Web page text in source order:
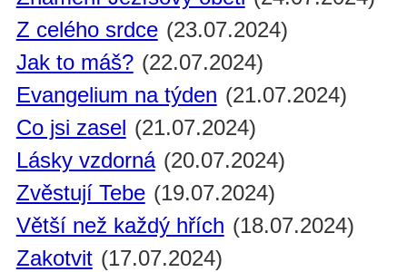
Z celého srdce (23.07.2024)
Jak to máš? (22.07.2024)
Evangelium na týden (21.07.2024)
Co jsi zasel (21.07.2024)
Lásky vzdorná (20.07.2024)
Zvěstují Tebe (19.07.2024)
Větší než každý hřích (18.07.2024)
Zakotvit (17.07.2024)